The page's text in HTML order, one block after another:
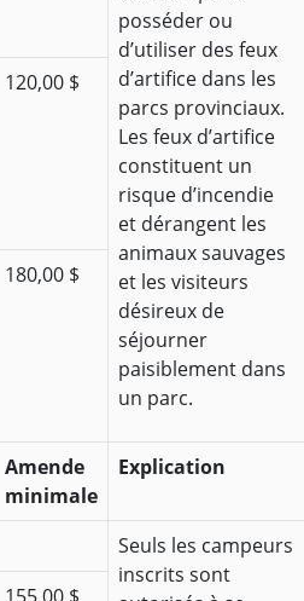
posséder ou
d’utiliser des feux
d’artifice dans les
parcs provinciaux.
Les feux d’artifice
constituent un
risque d’incendie
et dérangent les
animaux sauvages
et les visiteurs
désireux de
séjourner
paisiblement dans
un parc.
120,00 $
180,00 $
Amende
minimale
Explication
Seuls les campeurs
inscrits sont